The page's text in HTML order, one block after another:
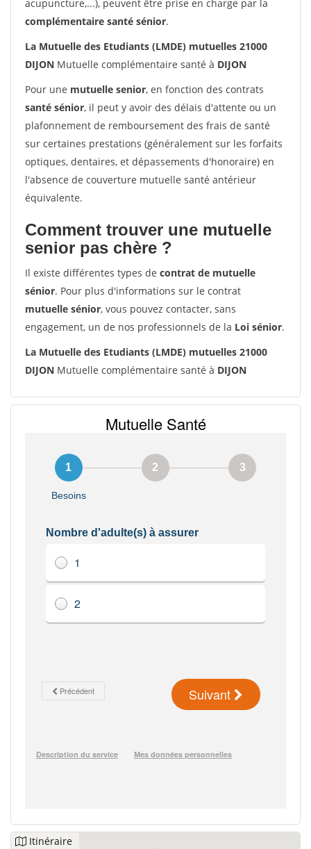
acupuncture,...), peuvent être prise en charge par la
complémentaire santé sénior.
La Mutuelle des Etudiants (LMDE) mutuelles 21000
DIJON Mutuelle complémentaire santé à DIJON
Pour une mutuelle senior, en fonction des contrats
santé sénior, il peut y avoir des délais d'attente ou un
plafonnement de remboursement des frais de santé
sur certaines prestations (généralement sur les forfaits
optiques, dentaires, et dépassements d'honoraire) en
l'absence de couverture mutuelle santé antérieur
équivalente.
Comment trouver une mutuelle
senior pas chère ?
Il existe différentes types de contrat de mutuelle
sénior. Pour plus d'informations sur le contrat
mutuelle sénior, vous pouvez contacter, sans
engagement, un de nos professionnels de la Loi sénior.
La Mutuelle des Etudiants (LMDE) mutuelles 21000
DIJON Mutuelle complémentaire santé à DIJON
Itinéraire